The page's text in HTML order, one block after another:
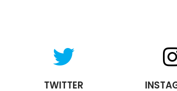
TWITTER